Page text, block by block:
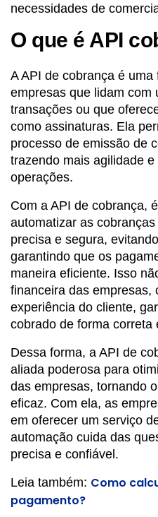
necessidades de
O que é API
A API de cobrança é
empresas que lidam com
transações ou que
como assinaturas. Ela
processo de emissão de
trazendo mais agilidade
operações.
Com a API de cobrança,
automatizar as
precisa e segura,
garantindo que os
maneira eficiente. Isso
financeira das empresas,
experiência do cliente,
cobrado de forma correta
Dessa forma, a API de
aliada poderosa para
das empresas, tornando
eficaz. Com ela, as
em oferecer um serviço
automação cuida das
precisa e confiável.
Leia também: Como
pagamento?